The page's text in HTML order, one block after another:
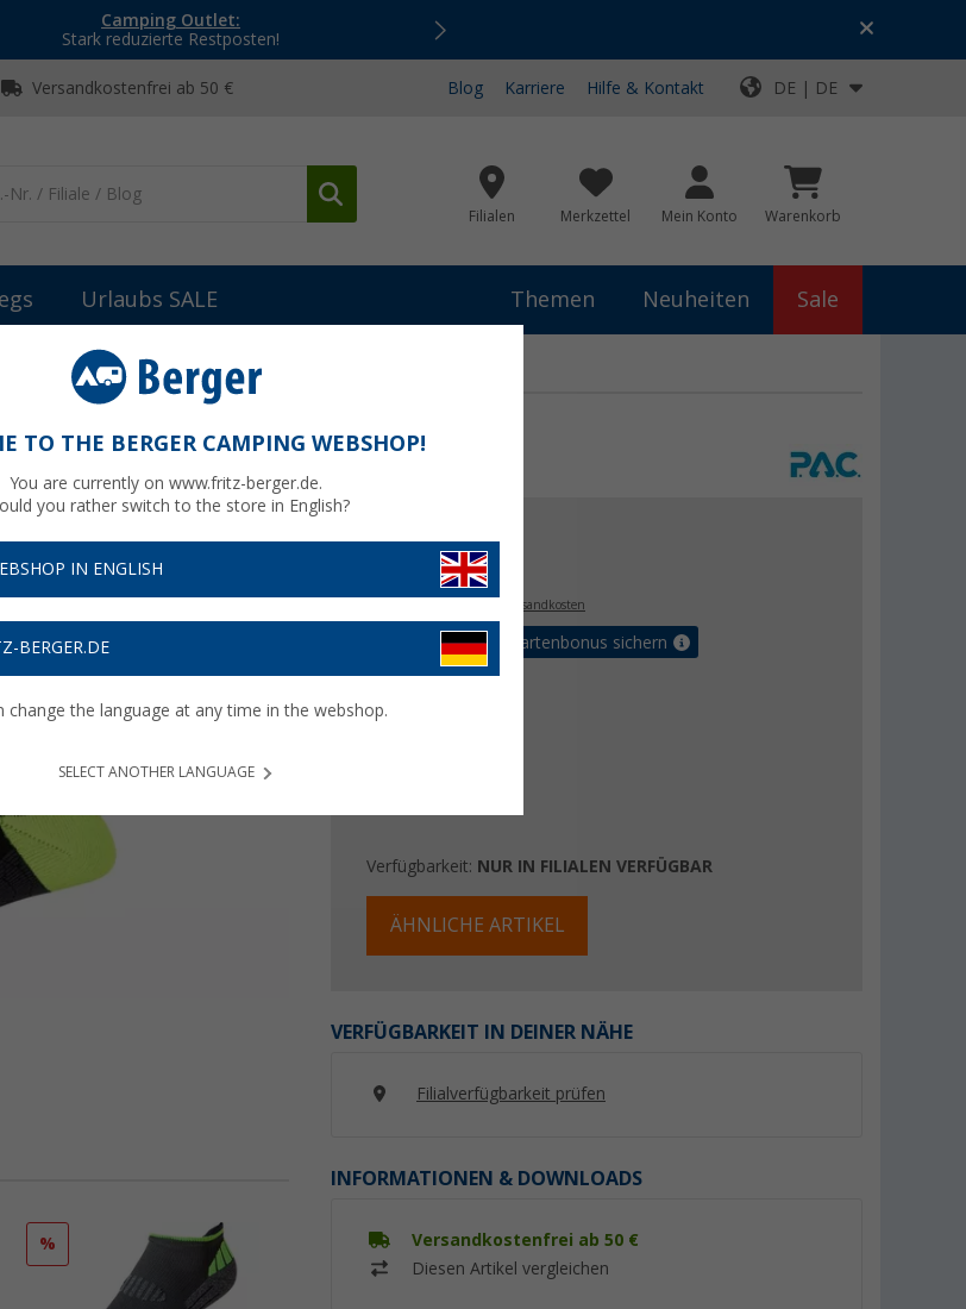
Camping Outlet:
Stark reduzierte Restposten!
Top-Deals für dein Abenteuer!
Versandkostenfrei ab 50 € Blog Karriere Hilfe & Kontakt DE | DE
Filialen Merkzettel Mein Konto Warenkorb
Urlaubs SALE Themen Neuheiten Sale
Damensocken
€
zzgl. Versandkosten
Bis zu 5% Vorteilskartenbonus sichern
Verfügbarkeit: NUR IN FILIALEN VERFÜGBAR
ÄHNLICHE ARTIKEL
VERFÜGBARKEIT IN DEINER NÄHE
Filialverfügbarkeit prüfen
INFORMATIONEN & DOWNLOADS
Versandkostenfrei ab 50 €
Diesen Artikel vergleichen
% %
TO THE BERGER CAMPING WEBSHOP!
You are currently on www.fritz-berger.de.
you rather switch to the store in English?
IN ENGLISH
BERGER.DE
change the language at any time in the webshop.
SELECT ANOTHER LANGUAGE